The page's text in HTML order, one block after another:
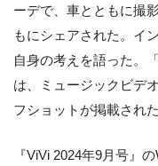
ーデで、車とともに撮
もにシェアされた。イ
自身の考えを語った。
は、ミュージックビデ
フショットが掲載された
『ViVi 2024年9月号』